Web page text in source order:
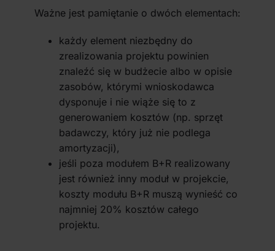
Ważne jest pamiętanie o dwóch elementach:
każdy element niezbędny do
zrealizowania projektu powinien
znaleźć się w budżecie albo w opisie
zasobów, którymi wnioskodawca
dysponuje i nie wiąże się to z
generowaniem kosztów (np. sprzęt
badawczy, który już nie podlega
amortyzacji),
jeśli poza modułem B+R realizowany
jest również inny moduł w projekcie,
koszty modułu B+R muszą wynieść co
najmniej 20% kosztów całego
projektu.